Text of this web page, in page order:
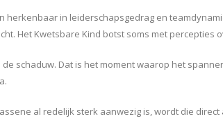
in leiderschapsgedrag en
Het Kwetsbare Kind botst soms met percepties
schaduw. Dat is het moment waarop het
al redelijk sterk aanwezig is, wordt die